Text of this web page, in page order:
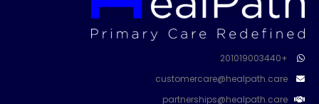
+201019003440
customercare@healpath.care
partnerships@healpath.care